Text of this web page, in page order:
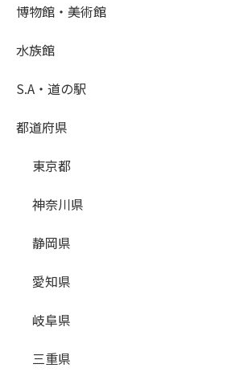
博物館・美術館
水族館
S.A・道の駅
都道府県
東京都
神奈川県
静岡県
愛知県
岐阜県
三重県